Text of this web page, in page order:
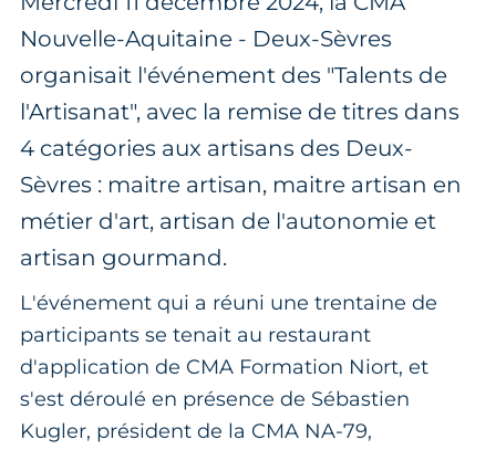
Nouvelle-Aquitaine - Deux-Sèvres
organisait l'événement des "Talents de
l'Artisanat", avec la remise de titres dans
4 catégories aux artisans des Deux-
Sèvres : maitre artisan, maitre artisan en
métier d'art, artisan de l'autonomie et
artisan gourmand.
L'événement qui a réuni une trentaine de
participants se tenait au restaurant
d'application de CMA Formation Niort, et
s'est déroulé en présence de Sébastien
Kugler, président de la CMA NA-79,